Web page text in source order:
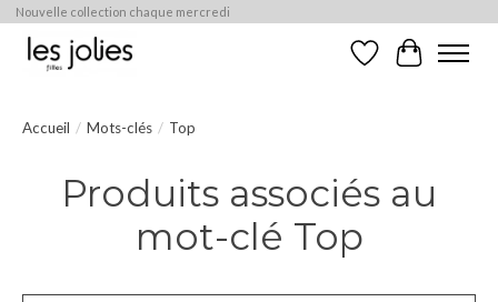
Nouvelle collection chaque mercredi
Liste de souhaits
Panier
Accueil / Mots-clés / Top
Produits associés au
mot-clé Top